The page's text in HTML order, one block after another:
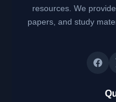
resources. We
papers, and study